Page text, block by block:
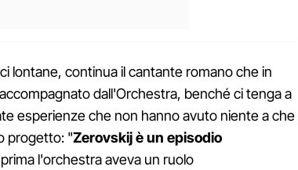
lontane, continua il cantante romano che in
dall'Orchestra, benché ci tenga a
esperienze che non hanno avuto niente a che
progetto: "Zerovskij è un episodio
prima l'orchestra aveva un ruolo